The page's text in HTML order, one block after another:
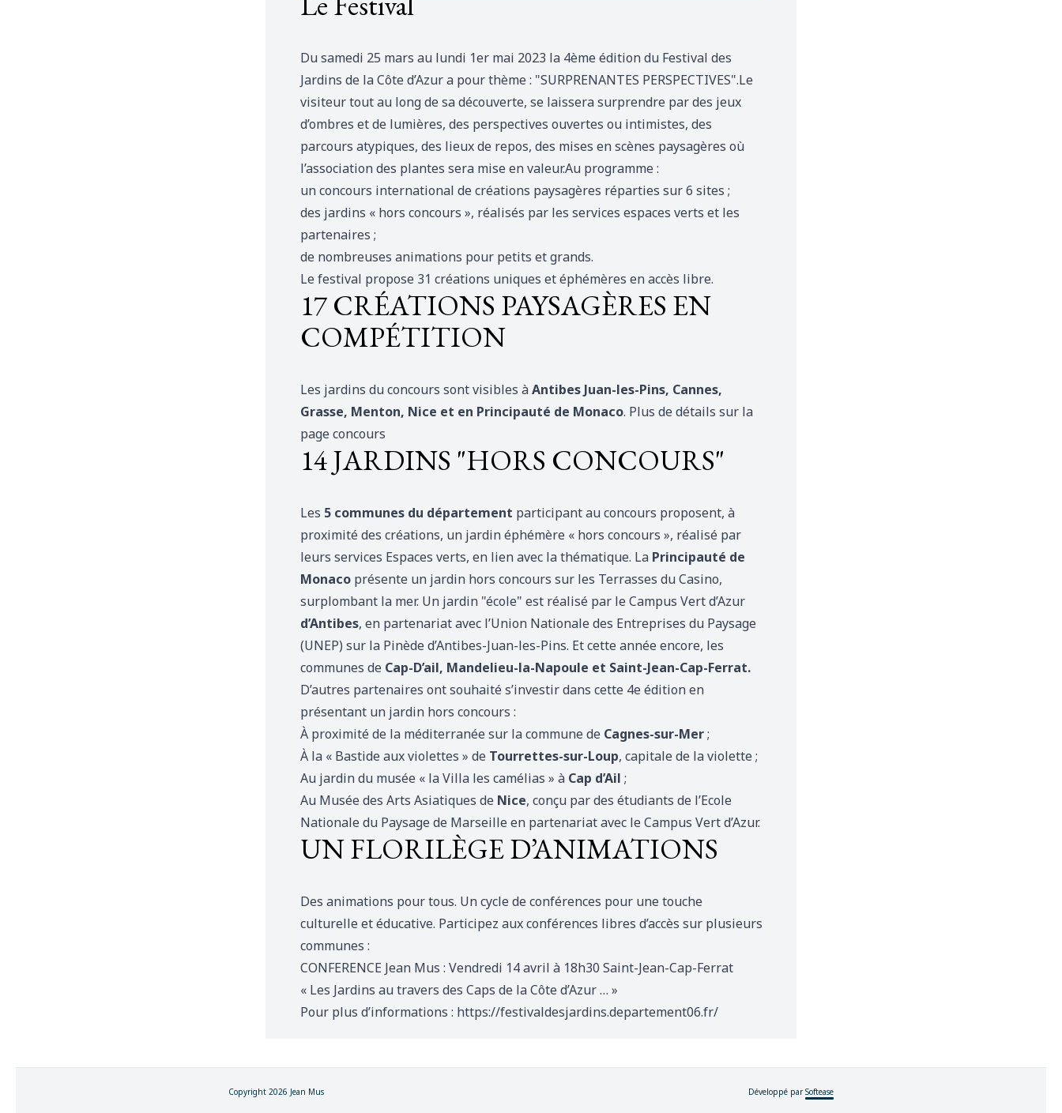
Du samedi 25 mars au lundi 1er mai 2023 la 4ème édition du Festival des
Jardins de la Côte d’Azur a pour thème : "SURPRENANTES PERSPECTIVES".Le
visiteur tout au long de sa découverte, se laissera surprendre par des jeux
d’ombres et de lumières, des perspectives ouvertes ou intimistes, des
parcours atypiques, des lieux de repos, des mises en scènes paysagères où
l’association des plantes sera mise en valeur.Au programme :
un concours international de créations paysagères réparties sur 6 sites ;
des jardins « hors concours », réalisés par les services espaces verts et les
partenaires ;
de nombreuses animations pour petits et grands.
Le festival propose 31 créations uniques et éphémères en accès libre.
17 CRÉATIONS PAYSAGÈRES EN
COMPÉTITION
Les jardins du concours sont visibles àAntibes Juan-les-Pins, Cannes,
Grasse, Menton, Nice et en Principauté de Monaco. Plus de détails sur la
page concours
14 JARDINS "HORS CONCOURS"
Les 5 communes du département participant au concours proposent, à
proximité des créations, un jardin éphémère « hors concours », réalisé par
leurs services Espaces verts, en lien avec la thématique. La Principauté de
Monacoprésente un jardin hors concours sur les Terrasses du Casino,
surplombant la mer. Un jardin "école" est réalisé par le Campus Vert d’Azur
d’Antibes, en partenariat avec l’Union Nationale des Entreprises du Paysage
(UNEP) sur la Pinède d’Antibes-Juan-les-Pins. Et cette année encore, les
communes de Cap-D’ail, Mandelieu-la-Napoule et Saint-Jean-Cap-Ferrat.
D’autres partenaires ont souhaité s’investir dans cette 4e édition en
présentant un jardin hors concours :
À proximité de la méditerranée sur la commune de Cagnes-sur-Mer;
À la « Bastide aux violettes » de Tourrettes-sur-Loup, capitale de la violette ;
Au jardin du musée « la Villa les camélias » àCap d’Ail ;
Au Musée des Arts Asiatiques de Nice, conçu par des étudiants de l’Ecole
Nationale du Paysage de Marseille en partenariat avec le Campus Vert d’Azur.
UN FLORILÈGE D’ANIMATIONS
Des animations pour tous. Un cycle de conférences pour une touche
culturelle et éducative. Participez aux conférences libres d’accès sur plusieurs
communes :
CONFERENCE Jean Mus : Vendredi 14 avril à 18h30 Saint-Jean-Cap-Ferrat
« Les Jardins au travers des Caps de la Côte d’Azur … »
Pour plus d’informations : https://festivaldesjardins.departement06.fr/
Copyright 2026 Jean Mus Développé parSoftease